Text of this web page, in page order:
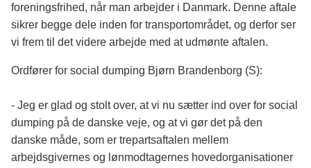
foreningsfrihed, når man arbejder i Danmark. Denne aftale
sikrer begge dele inden for transportområdet, og derfor ser
vi frem til det videre arbejde med at udmønte aftalen.
Ordfører for social dumping Bjørn Brandenborg (S):
- Jeg er glad og stolt over, at vi nu sætter ind over for social
dumping på de danske veje, og at vi gør det på den
danske måde, som er trepartsaftalen mellem
arbejdsgivernes og lønmodtagernes hovedorganisationer